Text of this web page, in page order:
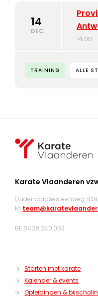
14
DEC.
14:00 -
TRAINING ALLE
Karate Vlaanderen
Oudenaardsesteenweg
M:
BE 0428.240.053
Starten met karate
Kalender & events
Opleidingen &